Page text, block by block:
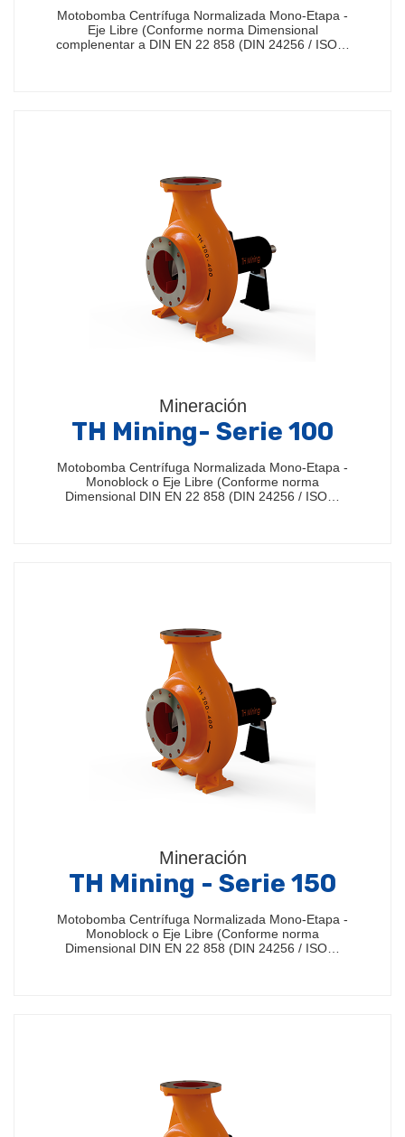
Motobomba Centrífuga Normalizada Mono-Etapa -
Eje Libre (Conforme norma Dimensional
complenentar a DIN EN 22 858 (DIN 24256 / ISO…
Mineración
TH Mining- Serie 100
Motobomba Centrífuga Normalizada Mono-Etapa -
Monoblock o Eje Libre (Conforme norma
Dimensional DIN EN 22 858 (DIN 24256 / ISO…
Mineración
TH Mining - Serie 150
Motobomba Centrífuga Normalizada Mono-Etapa -
Monoblock o Eje Libre (Conforme norma
Dimensional DIN EN 22 858 (DIN 24256 / ISO…